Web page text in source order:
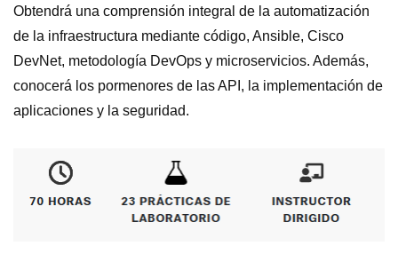
Obtendrá una comprensión integral de la automatización
de la infraestructura mediante código, Ansible, Cisco
DevNet, metodología DevOps y microservicios. Además,
conocerá los pormenores de las API, la implementación de
aplicaciones y la seguridad.